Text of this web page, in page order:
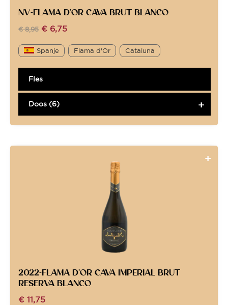
NV-FLAMA D’OR CAVA BRUT BLANCO
€8,95 € 6,75
Spanje Flama d'Or Cataluna
Fles
Doos (6)
2022-FLAMA D’OR CAVA IMPERIAL BRUT
RESERVA BLANCO
€ 11,75